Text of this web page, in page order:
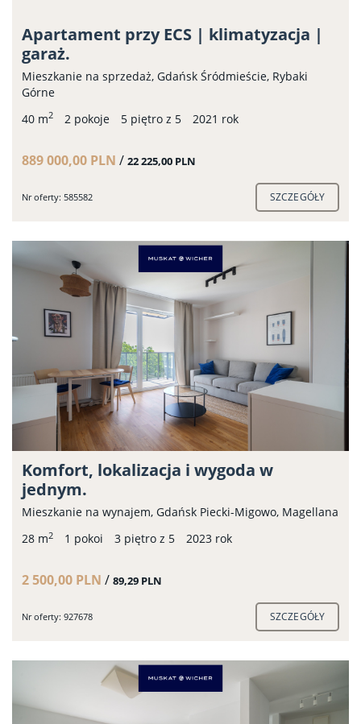
Apartament przy ECS | klimatyzacja |
garaż.
Mieszkanie na sprzedaż, Gdańsk Śródmieście, Rybaki
Górne
40 m2 2 pokoje 5 piętro z 5 2021 rok
889 000,00 PLN / 22 225,00 PLN
Nr oferty: 585582 SZCZEGÓŁY
Komfort, lokalizacja i wygoda w
jednym.
Mieszkanie na wynajem, Gdańsk Piecki-Migowo, Magellana
28 m2 1 pokoi 3 piętro z 5 2023 rok
2 500,00 PLN / 89,29 PLN
Nr oferty: 927678 SZCZEGÓŁY